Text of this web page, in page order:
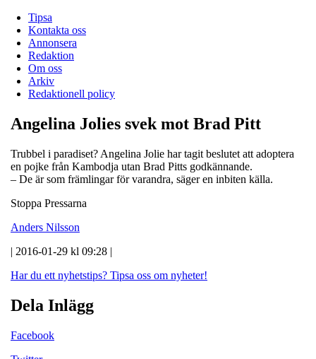
Tipsa
Kontakta oss
Annonsera
Redaktion
Om oss
Arkiv
Redaktionell policy
Angelina Jolies svek mot Brad Pitt
Trubbel i paradiset? Angelina Jolie har tagit beslutet att adoptera
en pojke från Kambodja utan Brad Pitts godkännande.
– De är som främlingar för varandra, säger en inbiten källa.
Stoppa Pressarna
Anders Nilsson
| 2016-01-29 kl 09:28 |
Har du ett nyhetstips? Tipsa oss om nyheter!
Dela Inlägg
Facebook